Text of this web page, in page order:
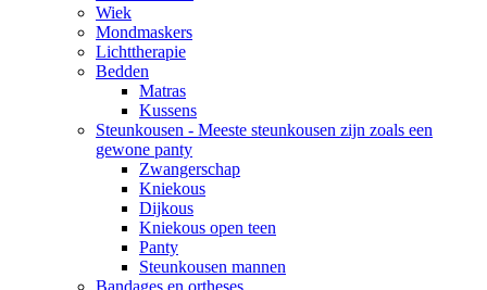
Wiek
Mondmaskers
Lichttherapie
Bedden
Matras
Kussens
Steunkousen - Meeste steunkousen zijn zoals een
gewone panty
Zwangerschap
Kniekous
Dijkous
Kniekous open teen
Panty
Steunkousen mannen
Bandages en ortheses